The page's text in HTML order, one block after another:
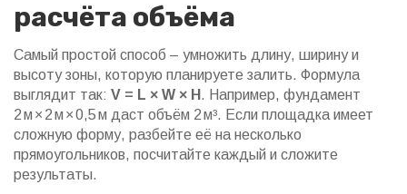
расчёта объёма
Самый простой способ – умножить длину, ширину и
высоту зоны, которую планируете залить. Формула
выглядит так: V = L × W × H . Например, фундамент
2 м × 2 м × 0,5 м даст объём 2 м³. Если площадка имеет
сложную форму, разбейте её на несколько
прямоугольников, посчитайте каждый и сложите
результаты.